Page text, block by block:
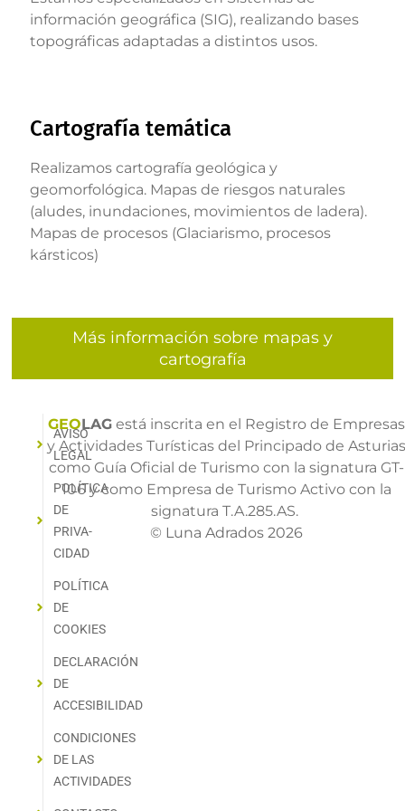
información geográfica (SIG), realizando bases
topográficas adaptadas a distintos usos.
Cartografía temática
Realizamos cartografía geológica y
geomorfológica. Mapas de riesgos naturales
(aludes, inundaciones, movimientos de ladera).
Mapas de procesos (Glaciarismo, procesos
kársticos)
Más información sobre mapas y
cartografía
AVISO
LEGAL
POLÍTICA
DE
PRIVA­
CIDAD
POLÍTICA
DE
COOKIES
DECLARACIÓN
DE
ACCESIBILIDAD
CONDICIONES
DE LAS
ACTIVIDADES
GEOLAG está inscrita en el Registro de Empresas
y Actividades Turísticas del Principado de
como Guía Oficial de Turismo con la signatura GT-
106 y como Empresa de Turismo Activo con la
signatura T.A.285.AS.
© Luna Adrados 2026